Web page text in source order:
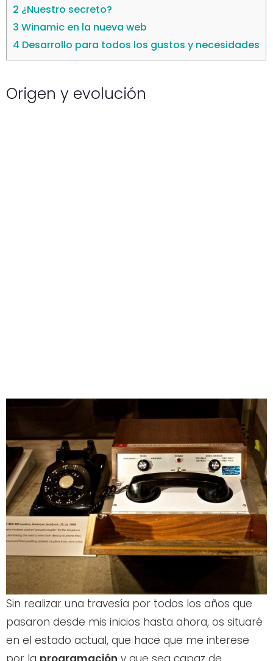
2 ¿Nuestro secreto?
3 Winamic en la nueva web
4 Desarrollo para todos los gustos y necesidades
Origen y evolución
Sin realizar una travesía por todos los años que
pasaron desde mis inicios hasta ahora, os situaré
en el estado actual, que hace que me interese